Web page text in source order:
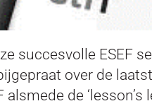
succesvolle ESEF
over de
de ‘lesson’s